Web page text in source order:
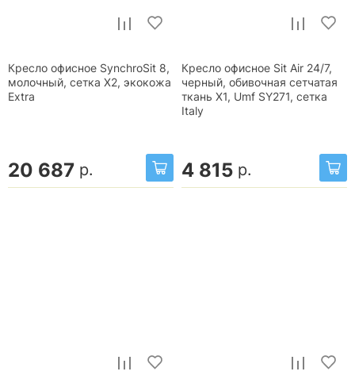
Кресло офисное SynchroSit 8,
молочный, сетка X2, экокожа
Extra
20 687 р.
Кресло офисное Sit Air 24/7,
черный, обивочная сетчатая
ткань X1, Umf SY271, сетка
Italy
4 815 р.